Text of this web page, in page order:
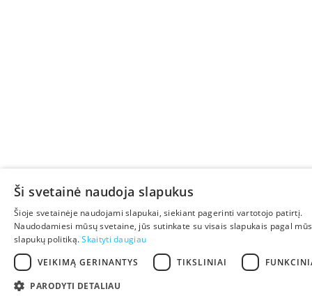
Ši svetainė naudoja slapukus
Šioje svetainėje naudojami slapukai, siekiant pagerinti vartotojo patirtį.
Naudodamiesi mūsų svetaine, jūs sutinkate su visais slapukais pagal
slapukų politiką.Skaityti daugiau
VEIKIMĄ GERINANTYS
TIKSLINIAI
PARODYTI DETALIAU